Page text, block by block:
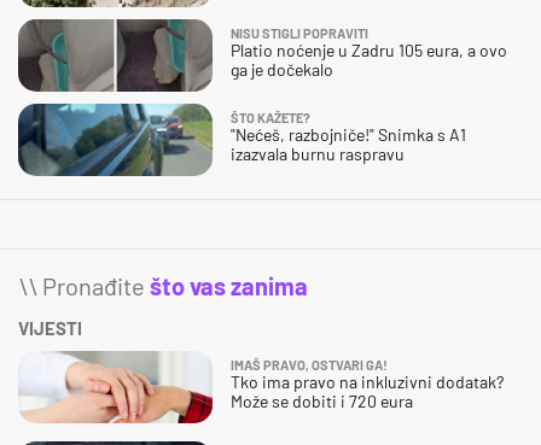
NISU STIGLI POPRAVITI
Platio noćenje u Zadru 105 eura, a ovo
ga je dočekalo
ŠTO KAŽETE?
"Nećeš, razbojniče!" Snimka s A1
izazvala burnu raspravu
\\ Pronađite što vas zanima
VIJESTI
IMAŠ PRAVO, OSTVARI GA!
Tko ima pravo na inkluzivni dodatak?
Može se dobiti i 720 eura